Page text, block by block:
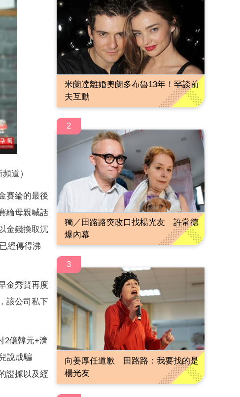
道）
賽綸的最後
綸母親喊話
金錢換取沉
經傳得沸
金秀賢再度
該公司私下
2億韓元+濟
說成騙
證據以及經
米蘭達離婚奧蘭多布魯13年！罕談前
夫互動
2
獨／田路路突改口找楊光友 許常德
爆內幕
3
向姜厚任道歉 田路路：我要找的是
楊光友